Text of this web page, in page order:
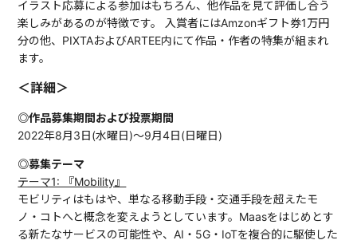
イラスト応募による参加はもちろん、他作品を見て評価し合う
楽しみがあるのが特徴です。 入賞者にはAmzonギフト券1万円
分の他、PIXTAおよびARTEE内にて作品・作者の特集が組まれ
ます。
＜詳細＞
◎作品募集期間および投票期間
2022年8月3日(水曜日)〜9月4日(日曜日)
◎募集テーマ
テーマ1: 『Mobility』
モビリティはもはや、単なる移動手段・交通手段を超えたモ
ノ・コトへと概念を変えようとしています。Maasをはじめとす
る新たなサービスの可能性や、AI・5G・IoTを複合的に駆使した